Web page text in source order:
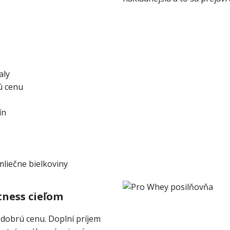
cenu
bielkoviny
cieľom
cenu. Doplní príjem